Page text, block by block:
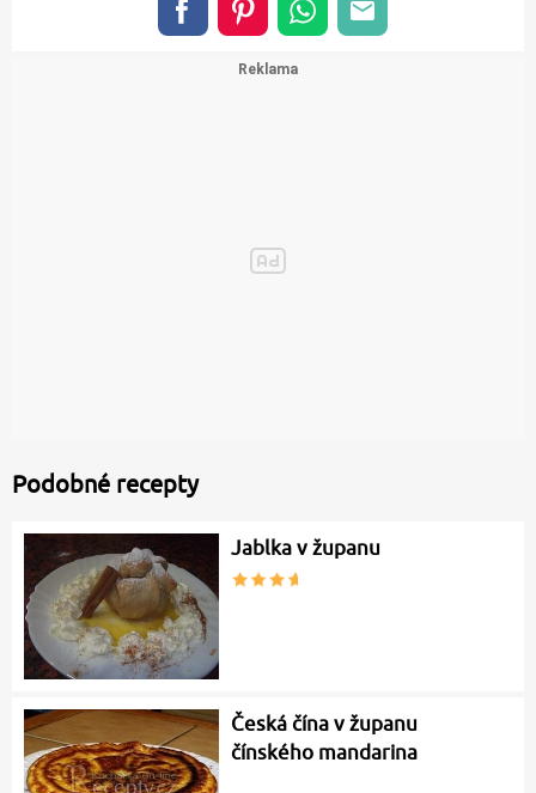
Podobné recepty
Jablka v županu
Česká čína v županu
čínského mandarina